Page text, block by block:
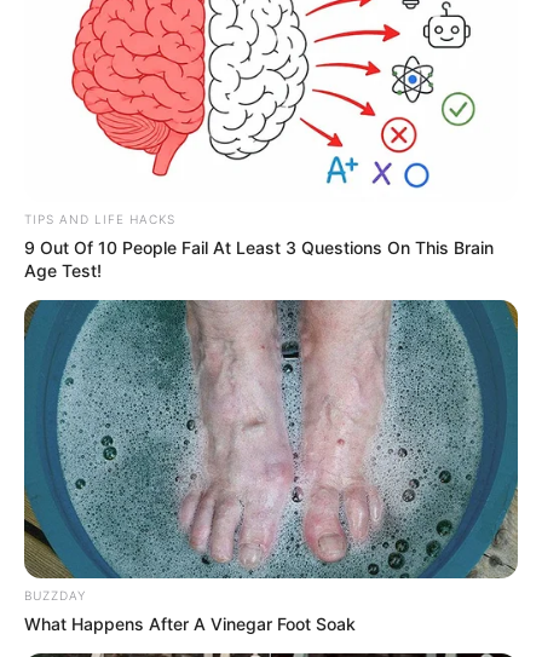
TIPS AND LIFE HACKS
9 Out Of 10 People Fail At Least 3 Questions On This Brain
Age Test!
BUZZDAY
What Happens After A Vinegar Foot Soak